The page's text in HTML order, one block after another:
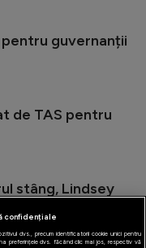
guvernanții
de TAS pentru
stâng, Lindsey
confidențiale
dvs., precum identificatorii cookie unici pentru
preferințele dvs. făcând clic mai jos, respectiv vă